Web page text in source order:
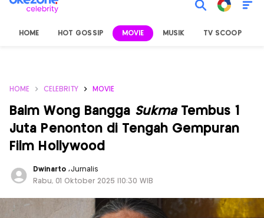
HOME HOT GOSSIP MOVIE MUSIK TV SCOOP
HOME CELEBRITY MOVIE
Baim Wong Bangga SukmaTembus 1
Juta Penonton di Tengah Gempuran
Film Hollywood
Dwinarto,Jurnalis
Rabu, 01 Oktober 2025 |10:30 WIB